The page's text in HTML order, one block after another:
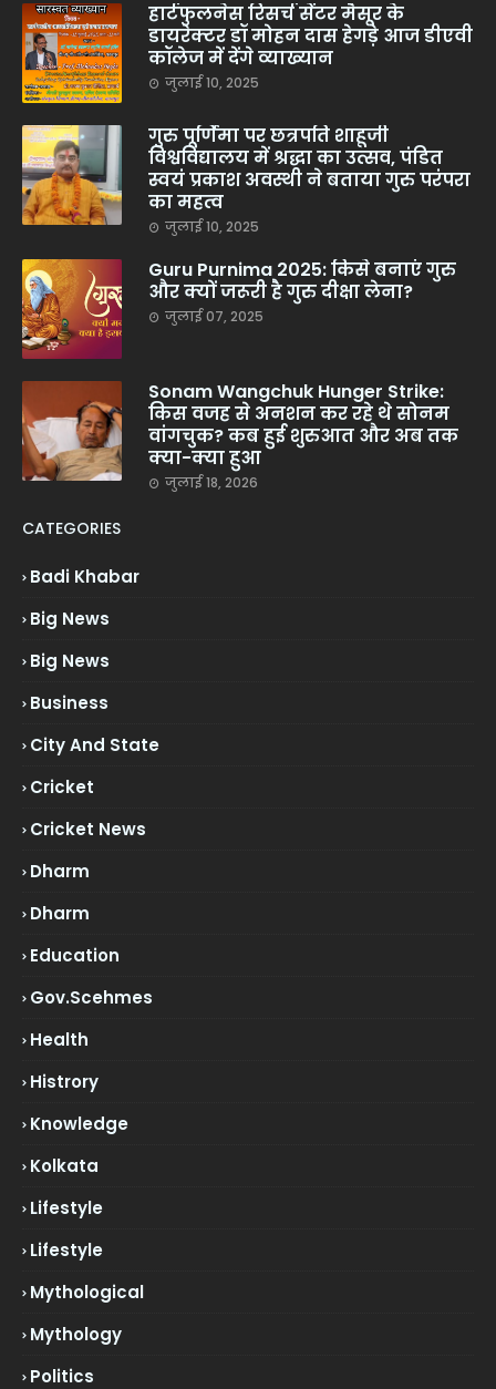
हार्टफुलनेस रिसर्च सेंटर मैसूर के
डायरेक्टर डॉ मोहन दास हेगड़े आज डीएवी
कॉलेज में देंगे व्याख्यान
जुलाई 10, 2025
गुरु पूर्णिमा पर छत्रपति शाहूजी
विश्वविद्यालय में श्रद्धा का उत्सव, पंडित
स्वयं प्रकाश अवस्थी ने बताया गुरु परंपरा
का महत्व
जुलाई 10, 2025
Guru Purnima 2025: किसे बनाएं गुरु
और क्यों जरूरी है गुरु दीक्षा लेना?
जुलाई 07, 2025
Sonam Wangchuk Hunger Strike:
किस वजह से अनशन कर रहे थे सोनम
वांगचुक? कब हुई शुरुआत और अब तक
क्या-क्या हुआ
जुलाई 18, 2026
CATEGORIES
Badi Khabar
Big News
Big News
Business
City And State
Cricket
Cricket News
Dharm
Dharm
Education
Gov.scehmes
Health
Histrory
Knowledge
Kolkata
Lifestyle
Lifestyle
Mythological
Mythology
Politics